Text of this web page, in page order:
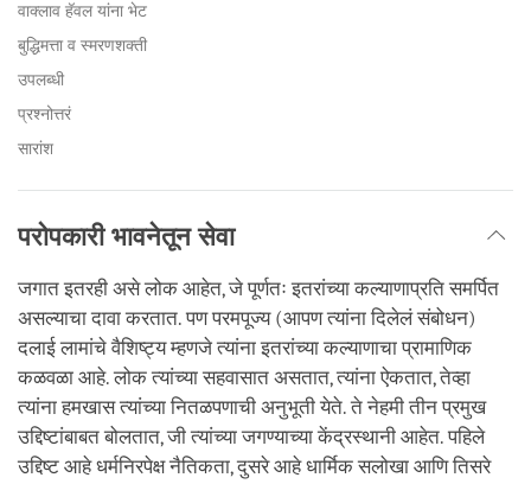
वाक्लाव हॅवल यांना भेट
बुद्धिमत्ता व स्मरणशक्ती
उपलब्धी
प्रश्नोत्तरं
सारांश
परोपकारी भावनेतून सेवा
जगात इतरही असे लोक आहेत, जे पूर्णतः इतरांच्या कल्याणाप्रति समर्पित
असल्याचा दावा करतात. पण परमपूज्य (आपण त्यांना दिलेलं संबोधन)
दलाई लामांचे वैशिष्ट्य म्हणजे त्यांना इतरांच्या कल्याणाचा प्रामाणिक
कळवळा आहे. लोक त्यांच्या सहवासात असतात, त्यांना ऐकतात, तेव्हा
त्यांना हमखास त्यांच्या नितळपणाची अनुभूती येते. ते नेहमी तीन प्रमुख
उद्दिष्टांबाबत बोलतात, जी त्यांच्या जगण्याच्या केंद्रस्थानी आहेत. पहिले
उद्दिष्ट आहे धर्मनिरपेक्ष नैतिकता, दुसरे आहे धार्मिक सलोखा आणि तिसरे